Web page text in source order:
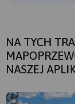
NA TYCH
NASZEJ